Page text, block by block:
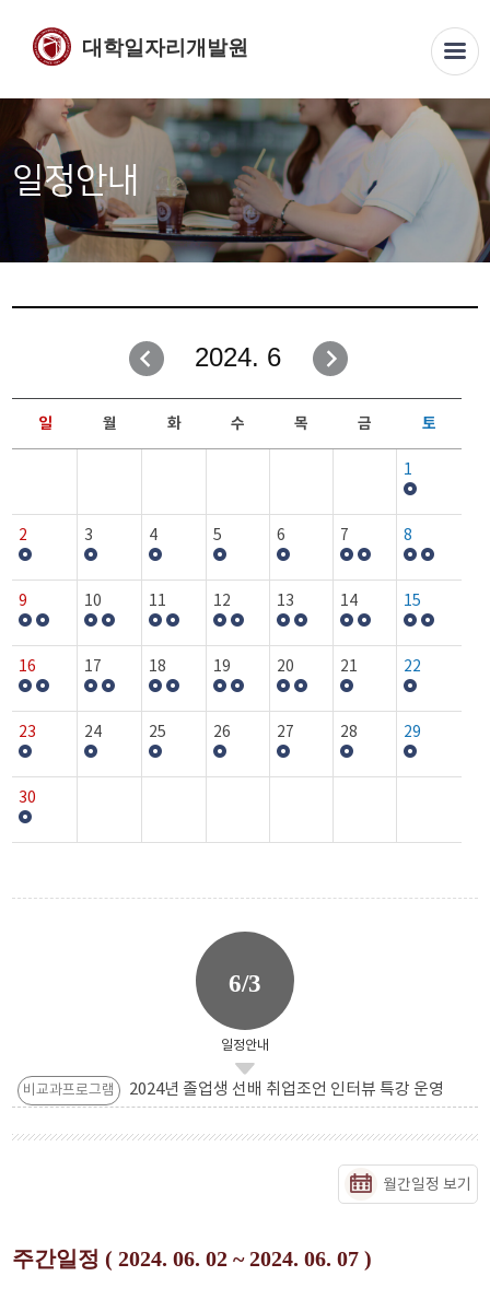
대학일자리개발원
일정안내
2024. 6
일 월 화 수 목 금 토
1
2 3 4 5 6 7 8
9 10 11 12 13 14 15
16 17 18 19 20 21 22
23 24 25 26 27 28 29
30
6/3
일정안내
비교과프로그램 2024년 졸업생 선배 취업조언 인터뷰 특강 운영
월간일정 보기
주간일정 ( 2024. 06. 02 ~ 2024. 06. 07 )